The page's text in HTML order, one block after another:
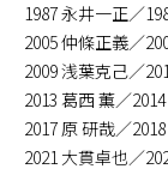
1987 永井一正／
2005 仲條正義／
2009 浅葉克己／
2013 葛西 薫／
2017 原 研哉／
2021 大貫卓也／